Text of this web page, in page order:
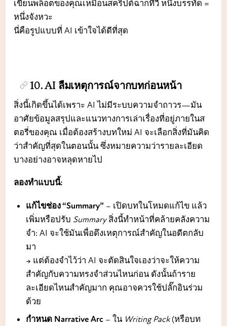
เขียนพล็อตของคุณเหมือนสคริปต์ฉากทีวี หนึ่งบรรทัด =
หนึ่งจังหวะ
นี่คือรูปแบบที่ AI เข้าใจได้ดีที่สุด
10. AI ลืมเหตุการณ์จากบทก่อนหน้า
สิ่งนี้เกิดขึ้นได้เพราะ AI ไม่มีระบบความจำถาวร—มัน
อาศัยข้อมูลสรุปและแนวทางการเล่าเรื่องที่อยู่ภายในส
ตอรี่ของคุณ เมื่อต้องสร้างบทใหม่ AI จะเลือกสิ่งที่มันคิด
ว่าสำคัญที่สุดในตอนนั้น ซึ่งหมายความว่ารายละเอียด
บางอย่างอาจหลุดหายไป
ลองทำแบบนี้:
แก้ไขช่อง “Summary” – เปิดบทในโหมดแก้ไข แล้ว
เพิ่มหรือปรับ Summaryสิ่งนี้ทำหน้าที่คล้ายคลังความ
จำ: AI จะใช้มันเพื่อดึงเหตุการณ์สำคัญในอดีตกลับ
มา
→ แต่ต้องจำไว้ว่า AI จะตัดสินใจเองว่าจะให้ความ
สำคัญกับความทรงจำส่วนไหนก่อน ดังนั้นถ้าราย
ละเอียดไหนสำคัญมาก คุณอาจควรใช้ปลั๊กอินร่วม
ด้วย
กำหนด Narrative Arc– ใน Writing Pack(หรือบท